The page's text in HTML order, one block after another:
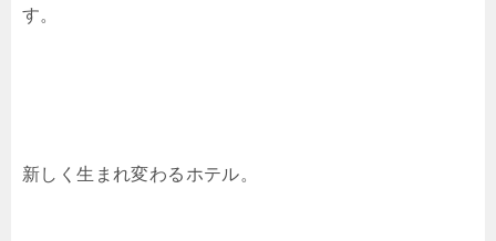
す。
新しく生まれ変わるホテル。